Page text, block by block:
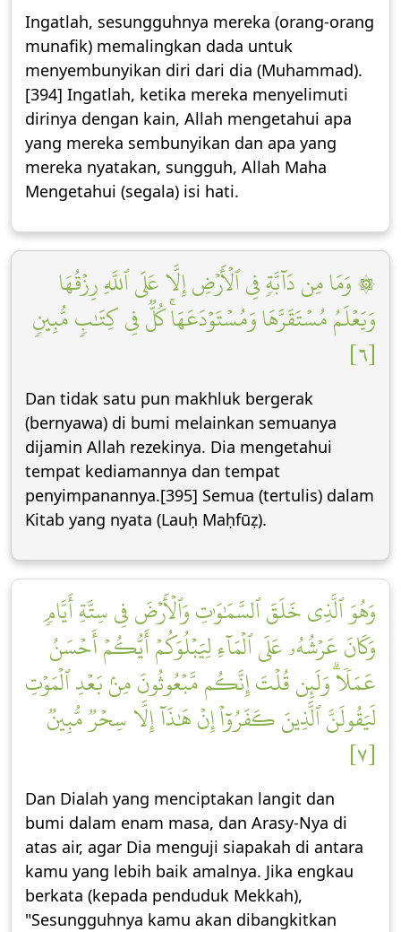
Ingatlah, sesungguhnya mereka (orang-orang
munafik) memalingkan dada untuk
menyembunyikan diri dari dia (Muhammad).
[394] Ingatlah, ketika mereka menyelimuti
dirinya dengan kain, Allah mengetahui apa
yang mereka sembunyikan dan apa yang
mereka nyatakan, sungguh, Allah Maha
Mengetahui (segala) isi hati.
۞ وَمَا مِن دَآبَّةٖ فِي ٱلۡأَرۡضِ إِلَّا عَلَى ٱللَّهِ رِزۡقُهَا
وَيَعۡلَمُ مُسۡتَقَرَّهَا وَمُسۡتَوۡدَعَهَاۚ كُلّٞ فِي كِتَٰبٖ مُّبِينٖ
[٦]
Dan tidak satu pun makhluk bergerak
(bernyawa) di bumi melainkan semuanya
dijamin Allah rezekinya. Dia mengetahui
tempat kediamannya dan tempat
penyimpanannya.[395] Semua (tertulis) dalam
Kitab yang nyata (Lauḥ Maḥfūẓ).
وَهُوَ ٱلَّذِي خَلَقَ ٱلسَّمَٰوَٰتِ وَٱلۡأَرۡضَ فِي سِتَّةِ أَيَّامٖ
وَكَانَ عَرۡشُهُۥ عَلَى ٱلۡمَآءِ لِيَبۡلُوَكُمۡ أَيُّكُمۡ أَحۡسَنُ
عَمَلٗاۗ وَلَئِن قُلۡتَ إِنَّكُم مَّبۡعُوثُونَ مِنۢ بَعۡدِ ٱلۡمَوۡتِ
لَيَقُولَنَّ ٱلَّذِينَ كَفَرُوٓاْ إِنۡ هَٰذَآ إِلَّا سِحۡرٞ مُّبِينٞ
[٧]
Dan Dialah yang menciptakan langit dan
bumi dalam enam masa, dan Arasy-Nya di
atas air, agar Dia menguji siapakah di antara
kamu yang lebih baik amalnya. Jika engkau
berkata (kepada penduduk Mekkah),
"Sesungguhnya kamu akan dibangkitkan